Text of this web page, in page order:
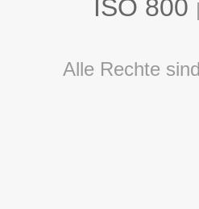
ISO 800 |
Alle Rechte